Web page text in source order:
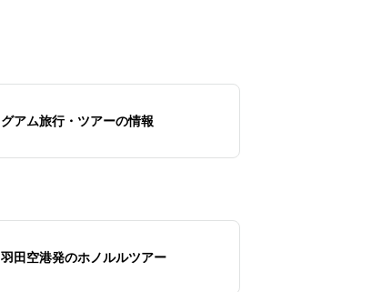
グアム旅行・ツアーの情報
羽田空港発のホノルルツアー